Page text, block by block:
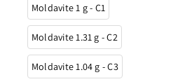
Moldavite 1 g - C1
Moldavite 1.31 g - C2
Moldavite 1.04 g - C3